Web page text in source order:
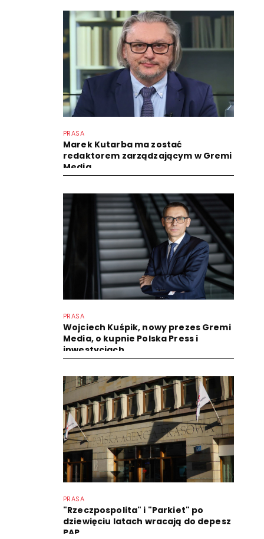
PRASA
Marek Kutarba ma zostać
redaktorem zarządzającym w Gremi
Media
PRASA
Wojciech Kuśpik, nowy prezes Gremi
Media, o kupnie Polska Press i
inwestycjach
PRASA
"Rzeczpospolita" i "Parkiet" po
dziewięciu latach wracają do depesz
PAP